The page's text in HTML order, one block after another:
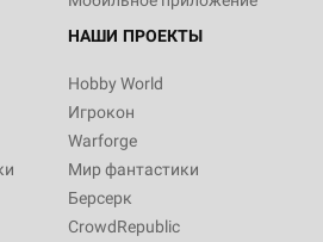
НАШИ ПРОЕКТЫ
Hobby World
Игрокон
Warforge
Мир фантастики
Берсерк
CrowdRepublic